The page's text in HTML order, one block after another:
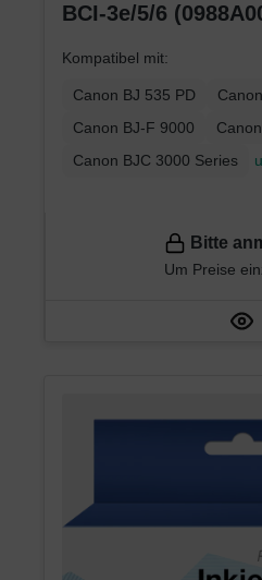
BCI-3e/5/6
Kompatibel mit:
Canon BJ 535 PD
Canon BJ-F 9000
Canon BJC 3000 Series
Bitte
Um Preise